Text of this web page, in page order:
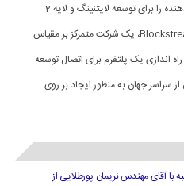
یک جامعه توسعه‌دهنده را برای توسعه لایتنینگ و لایه 2
رهبری می‌کند. Blockstream، یک شرکت متمرکز بر مقیاس
اندازی یک پلتفرم برای اتصال توسعه
سراسر جهان به منظور ایجاد بر روی
با آقای مهندس نریمان پورطلایی از